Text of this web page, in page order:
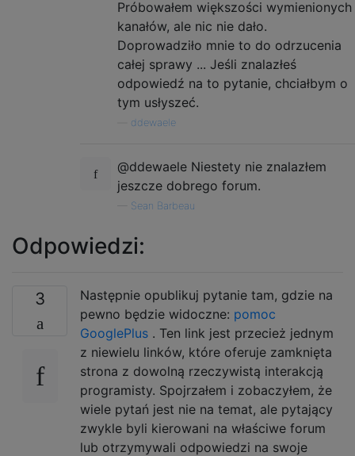
Próbowałem większości wymienionych
kanałów, ale nic nie dało.
Doprowadziło mnie to do odrzucenia
całej sprawy ... Jeśli znalazłeś
odpowiedź na to pytanie, chciałbym o
tym usłyszeć.
ddewaele
@ddewaele Niestety nie znalazłem
jeszcze dobrego forum.
Sean Barbeau
Odpowiedzi:
3
Następnie opublikuj pytanie tam, gdzie na
pewno będzie widoczne: pomoc
GooglePlus . Ten link jest przecież jednym
z niewielu linków, które oferuje zamknięta
strona z dowolną rzeczywistą interakcją
programisty. Spojrzałem i zobaczyłem, że
wiele pytań jest nie na temat, ale pytający
zwykle byli kierowani na właściwe forum
lub otrzymywali odpowiedzi na swoje